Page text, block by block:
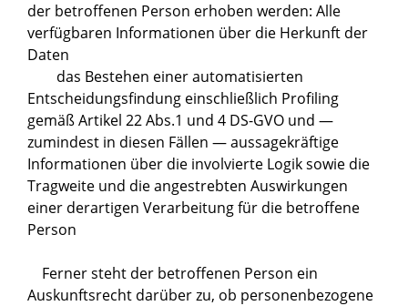
der betroffenen Person erhoben werden: Alle
verfügbaren Informationen über die Herkunft der
Daten
das Bestehen einer automatisierten
Entscheidungsfindung einschließlich Profiling
gemäß Artikel 22 Abs.1 und 4 DS-GVO und —
zumindest in diesen Fällen — aussagekräftige
Informationen über die involvierte Logik sowie die
Tragweite und die angestrebten Auswirkungen
einer derartigen Verarbeitung für die betroffene
Person
Ferner steht der betroffenen Person ein
Auskunftsrecht darüber zu, ob personenbezogene